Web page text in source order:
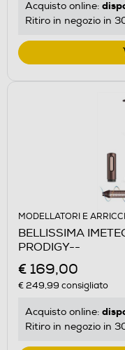
Acquisto online:
Ritiro in negozio in
MODELLATORI E
BELLISSIMA
PRODIGY--
€ 169,00
€ 249,99 consigliato
Acquisto online:
Ritiro in negozio in